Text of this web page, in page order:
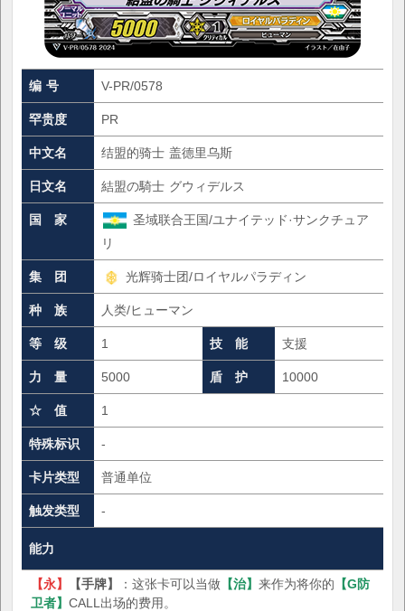
编 号 V-PR/0578
罕贵度 PR
中文名 结盟的骑士 盖德里乌斯
日文名 結盟の騎士 グウィデルス
国 家
圣域联合王国/ユナイテッド·サンクチュア
リ
集 团 光辉骑士团/ロイヤルパラディン
种 族 人类/ヒューマン
等 级 1 技 能 支援
力 量 5000 盾 护 10000
☆ 值 1
特殊标识 -
卡片类型 普通单位
触发类型 -
能力
【永】 【手牌】 ：这张卡可以当做 【治】 来作为将你的 【G防
卫者】 CALL出场的费用。